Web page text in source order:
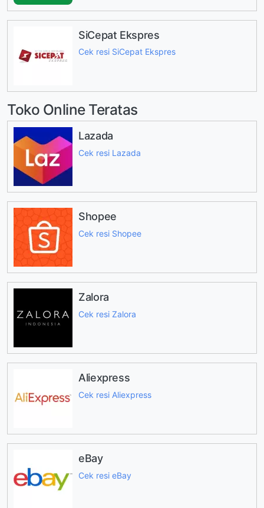
SiCepat Ekspres
Cek resi SiCepat Ekspres
Toko Online Teratas
Lazada
Cek resi Lazada
Shopee
Cek resi Shopee
Zalora
Cek resi Zalora
Aliexpress
Cek resi Aliexpress
eBay
Cek resi eBay